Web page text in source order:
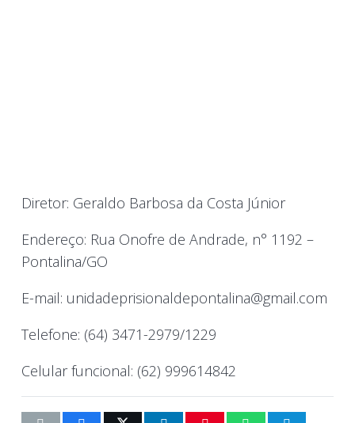
Diretor: Geraldo Barbosa da Costa Júnior
Endereço: Rua Onofre de Andrade, n° 1192 –
Pontalina/GO
E-mail: unidadeprisionaldepontalina@gmail.com
Telefone: (64) 3471-2979/1229
Celular funcional: (62) 999614842